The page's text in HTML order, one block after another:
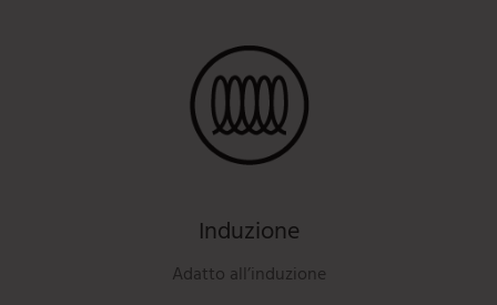
Induzione
Adatto all’induzione